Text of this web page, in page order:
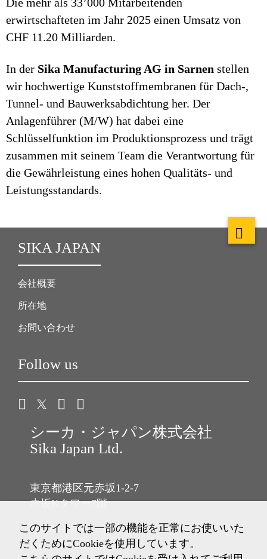
erwirtschafteten im Jahr 2025 einen Umsatz von
CHF 11.20 Milliarden.
In der Sika Manufacturing AG in Sarnen stellen
wir hochwertige Kunststoffmembranen für Dach-,
Tunnel- und Bauwerksabdichtung her. Der
Anlagenführer (M/W) hat dabei eine
Schlüsselfunktion im Produktionsprozess und trägt
zusammen mit seinem Team die Verantwortung für
die Gewährleistung eines hohen Qualitäts- und
Leistungsstandards.
SIKA JAPAN
会社概要
所在地
お問い合わせ
Follow us
シーカ・ジャパン株式会社
Sika Japan Ltd.
東京都港区元赤坂1-2-7
赤坂Kタワー7階
Tel: 03-6433-2101
Fax: 03-6433-2102
このサイトでは一部の機能を正常にお使いいた
だくためにCookieを使用しています。